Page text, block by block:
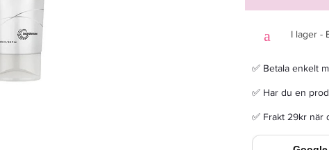
Joico K-Pak Reconstruct Shampoo 300ml - Schampo
249 kr
I lager -
✅ Betala enkelt
✅ Har du en
✅ Frakt 29kr när